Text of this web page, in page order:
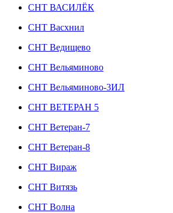
СНТ ВАСИЛЁК
СНТ Васхнил
СНТ Ведищево
СНТ Вельяминово
СНТ Вельяминово-3ИЛ
СНТ ВЕТЕРАН 5
СНТ Ветеран-7
СНТ Ветеран-8
СНТ Вираж
СНТ Витязь
СНТ Волна